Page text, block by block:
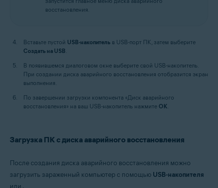
восстановления.
Вставьте пустой USB-накопитель в USB-порт ПК, затем выберите
Создать на USB.
В появившемся диалоговом окне выберите свой USB-накопитель.
При создании диска аварийного восстановления отобразится экран
выполнения.
По завершении загрузки компонента «Диск аварийного
восстановления» на ваш USB-накопитель нажмите OК.
Загрузка ПК с диска аварийного восстановления
После создания диска аварийного восстановления можно
загрузить зараженный компьютер с помощью USB-накопителя
или .